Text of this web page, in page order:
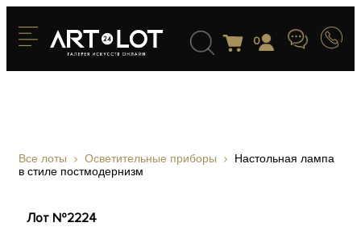
0
Все лоты Осветительные приборы
Настольная лампа
в стиле постмодернизм
Лот №2224